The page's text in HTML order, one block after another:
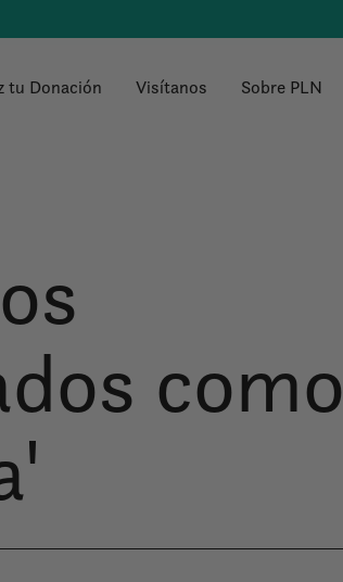
tu Donación Visítanos Sobre PLN
como